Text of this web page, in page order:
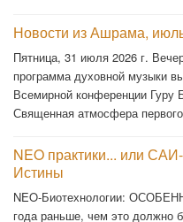
Новости из Ашрама,
Пятница, 31 июля 2026 г.
программа духовной музыки
Всемирной конференции
Священная атмосфера первого
NEO практики... или
Истины
NEO-Биотехнологии:
года раньше, чем это должно